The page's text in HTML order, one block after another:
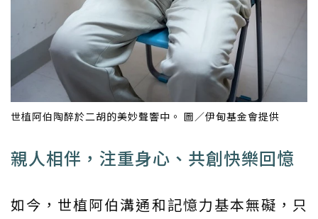
世植阿伯陶醉於二胡的美妙聲響中。 圖／伊甸基金會提供
親人相伴，注重身心、共創快樂回憶
如今，世植阿伯溝通和記憶力基本無礙，只